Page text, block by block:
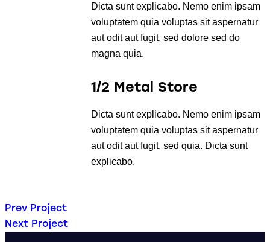
Dicta sunt explicabo. Nemo enim ipsam
voluptatem quia voluptas sit aspernatur
aut odit aut fugit, sed dolore sed do
magna quia.
1/2 Metal Store
Dicta sunt explicabo. Nemo enim ipsam
voluptatem quia voluptas sit aspernatur
aut odit aut fugit, sed quia. Dicta sunt
explicabo.
Prev Project
Next Project